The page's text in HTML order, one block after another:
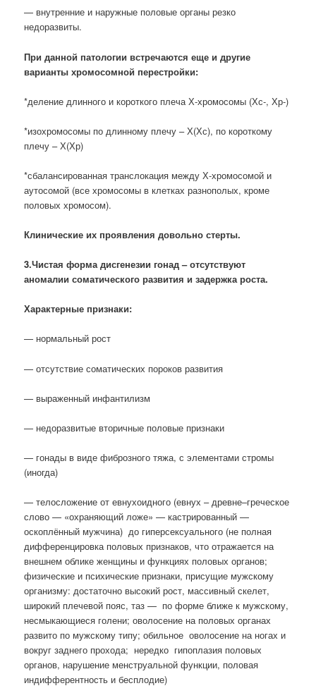
— внутренние и наружные половые органы резко
недоразвиты.
При данной патологии встречаются еще и другие
варианты хромосомной перестройки:
*деление длинного и короткого плеча Х-хромосомы (Хс-, Хр-)
*изохромосомы по длинному плечу – Х(Хс), по короткому
плечу – Х(Хр)
*сбалансированная транслокация между Х-хромосомой и
аутосомой (все хромосомы в клетках разнополых, кроме
половых хромосом).
Клинические их проявления довольно стерты.
3.Чистая форма дисгенезии гонад – отсутствуют
аномалии соматического развития и задержка роста.
Характерные признаки:
— нормальный рост
— отсутствие соматических пороков развития
— выраженный инфантилизм
— недоразвитые вторичные половые признаки
— гонады в виде фиброзного тяжа, с элементами стромы
(иногда)
— телосложение от евнухоидного (евнух – древне–греческое
слово — «охраняющий ложе» — кастрированный —
оскоплённый мужчина) до гиперсексуального (не полная
дифференцировка половых признаков, что отражается на
внешнем облике женщины и функциях половых органов;
физические и психические признаки, присущие мужскому
организму: достаточно высокий рост, массивный скелет,
широкий плечевой пояс, таз — по форме ближе к мужскому,
несмыкающиеся голени; оволосение на половых органах
развито по мужскому типу; обильное оволосение на ногах и
вокруг заднего прохода; нередко гипоплазия половых
органов, нарушение менструальной функции, половая
индифферентность и бесплодие)